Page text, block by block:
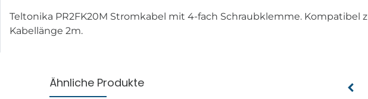
Teltonika PR2FK20M Stromkabel mit 4-fach Schraubklemme.
Kabellänge 2m.
Ähnliche Produkte